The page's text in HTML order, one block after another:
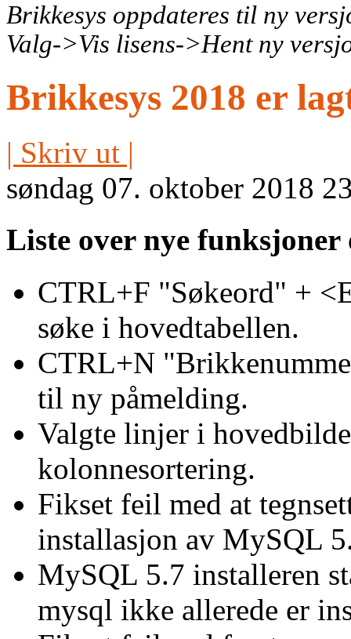
Brikkesys oppdateres til ny
Valg->Vis lisens->Hent ny
Brikkesys 2018 er
| Skriv ut |
søndag 07. oktober 2018
Liste over nye funksjoner
CTRL+F "Søkeord" +
søke i hovedtabellen.
CTRL+N
til ny påmelding.
Valgte linjer i
kolonnesortering.
Fikset feil med at
installasjon av MySQL
MySQL 5.7 installeren
mysql ikke allerede er